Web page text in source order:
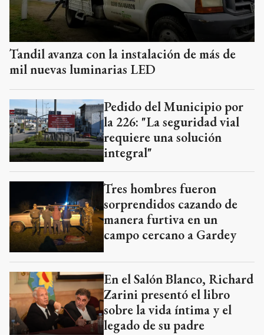
Tandil avanza con la instalación de más de
mil nuevas luminarias LED
Pedido del Municipio por
la 226: "La seguridad vial
requiere una solución
integral"
Tres hombres fueron
sorprendidos cazando de
manera furtiva en un
campo cercano a Gardey
En el Salón Blanco, Richard
Zarini presentó el libro
sobre la vida íntima y el
legado de su padre